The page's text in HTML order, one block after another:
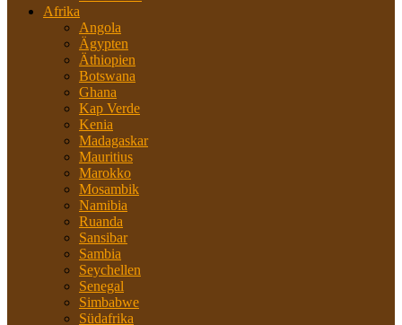
Afrika
Angola
Ägypten
Äthiopien
Botswana
Ghana
Kap Verde
Kenia
Madagaskar
Mauritius
Marokko
Mosambik
Namibia
Ruanda
Sansibar
Sambia
Seychellen
Senegal
Simbabwe
Südafrika